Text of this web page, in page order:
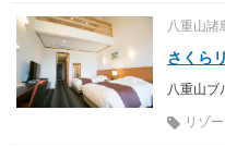
八重山諸
さくら
リゾ